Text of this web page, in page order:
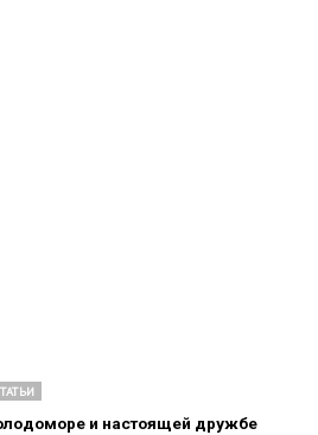
и настоящей дружбе